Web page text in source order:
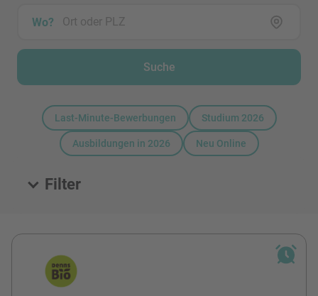
Wo?
Suche
Last-Minute-Bewerbungen Studium 2026
Ausbildungen in 2026 Neu Online
Filter
Alle Stellen